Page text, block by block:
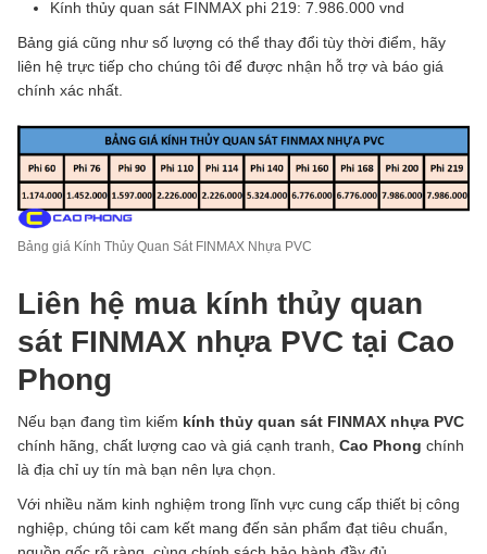
Kính thủy quan sát FINMAX phi 219: 7.986.000 vnd
Bảng giá cũng như số lượng có thể thay đổi tùy thời điểm, hãy
liên hệ trực tiếp cho chúng tôi để được nhận hỗ trợ và báo giá
chính xác nhất.
Bảng giá Kính Thủy Quan Sát FINMAX Nhựa PVC
Liên hệ mua kính thủy quan
sát FINMAX nhựa PVC tại Cao
Phong
Nếu bạn đang tìm kiếm kính thủy quan sát FINMAX nhựa PVC
chính hãng, chất lượng cao và giá cạnh tranh, Cao Phong chính
là địa chỉ uy tín mà bạn nên lựa chọn.
Với nhiều năm kinh nghiệm trong lĩnh vực cung cấp thiết bị công
nghiệp, chúng tôi cam kết mang đến sản phẩm đạt tiêu chuẩn,